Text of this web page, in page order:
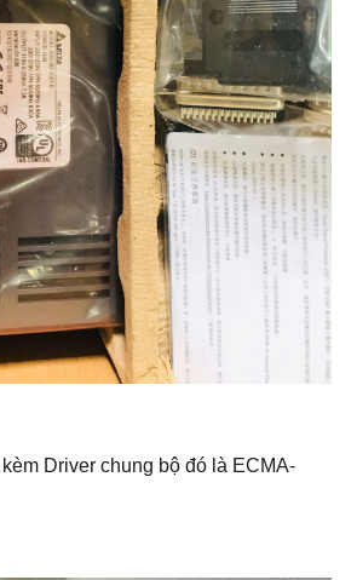
Driver chung bộ đó là ECMA-